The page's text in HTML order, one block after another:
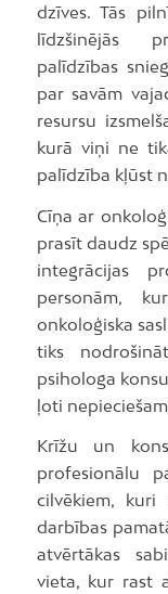
dzīves. Tās
līdzšinējās
palīdzības
par savām
resursu
kurā viņi ne
palīdzība kļūst
Cīņa ar
prasīt daudz
integrācijas
personām,
onkoloģiska
tiks
psihologa
ļoti
Krīžu un
profesionālu
cilvēkiem, kuri
darbības
atvērtākas
vieta, kur rast